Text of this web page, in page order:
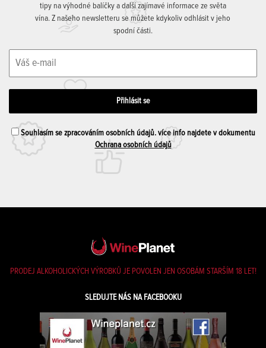
tipy na výhodné balíčky a další zajímavé informace ze světa
vína. Z našeho newsletteru se můžete kdykoliv odhlásit v jeho
spodní části.
Souhlasím se zpracováním osobních údajů. více info najdete v dokumentu
Ochrana osobních údajů
PRODEJ ALKOHOLICKÝCH VÝROBKŮ JE POVOLEN JEN OSOBÁM STARŠÍM 18 LET!
SLEDUJTE NÁS NA FACEBOOKU